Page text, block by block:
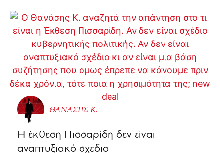
ΘΑΝΑΣΗΣ Κ.
Η έκθεση Πισσαρίδη δεν είναι
αναπτυξιακό σχέδιο